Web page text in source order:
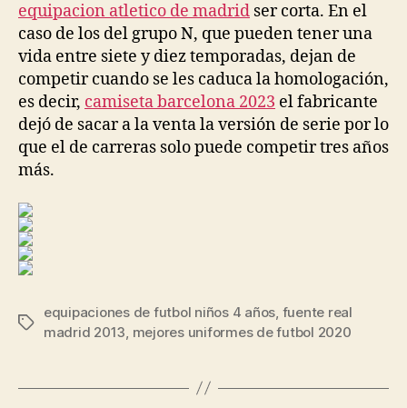
equipacion atletico de madrid ser corta. En el
caso de los del grupo N, que pueden tener una
vida entre siete y diez temporadas, dejan de
competir cuando se les caduca la homologación,
es decir, camiseta barcelona 2023 el fabricante
dejó de sacar a la venta la versión de serie por lo
que el de carreras solo puede competir tres años
más.
Etiquetas
equipaciones de futbol niños 4 años fuente real
madrid 2013 mejores uniformes de futbol 2020